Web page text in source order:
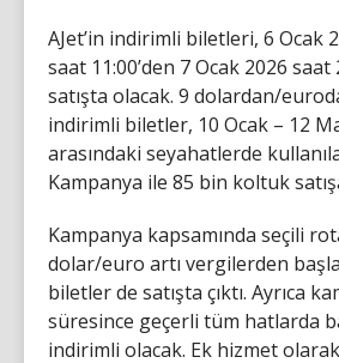
AJet’in indirimli biletleri, 6 Ocak
saat 11:00’den 7 Ocak 2026 saat
satışta olacak. 9 dolardan/
indirimli biletler, 10 Ocak – 12
arasındaki seyahatlerde
Kampanya ile 85 bin koltuk
Kampanya kapsamında seçili
dolar/euro artı vergilerden
biletler de satışta çıktı. Ayrıca
süresince geçerli tüm hatlarda
indirimli olacak. Ek hizmet